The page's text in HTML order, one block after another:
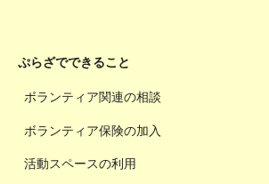
ぷらざでできること
ボランティア関連の相談
ボランティア保険の加入
活動スペースの利用